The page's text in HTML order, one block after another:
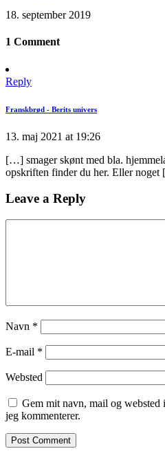
18. september 2019
1 Comment
Reply
Franskbrød - Berits univers
13. maj 2021 at 19:26
[…] smager skønt med bla.
opskriften finder du her. Eller
Leave a Reply
Navn *
E-mail *
Websted
Gem mit navn, mail og
jeg kommenterer.